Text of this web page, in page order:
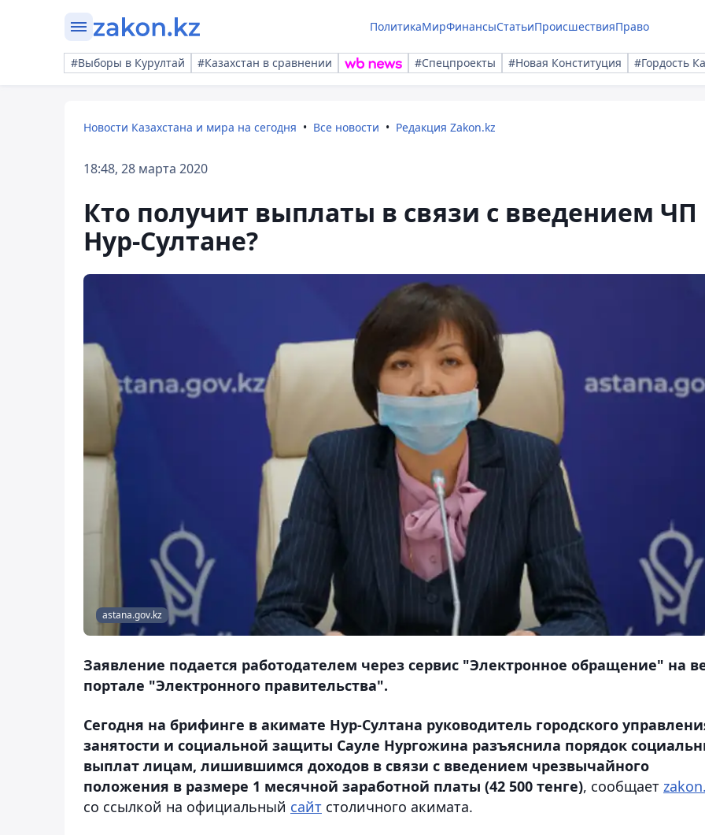
ПолитикаМирФинансыСтатьиПроисшествияПраво
#Выборы в Курултай #Казахстан в сравнении #Спецпроекты #Новая Конституция #Гордость
Новости Казахстана и мира на сегодня Все новости Редакция Zakon.kz
18:48, 28 марта 2020
Кто получит выплаты в связи с введением ЧП
Нур-Султане?
astana.gov.kz
Заявление подается работодателем через сервис "Электронное обращение" на
портале "Электронного правительства".
Сегодня на брифинге в акимате Нур-Султана руководитель городского
занятости и социальной защиты Сауле Нургожина разъяснила порядок
выплат лицам, лишившимся доходов в связи с введением чрезвычайного
положения в размере 1 месячной заработной платы (42 500 тенге), сообщает
со ссылкой на официальный сайт столичного акимата.